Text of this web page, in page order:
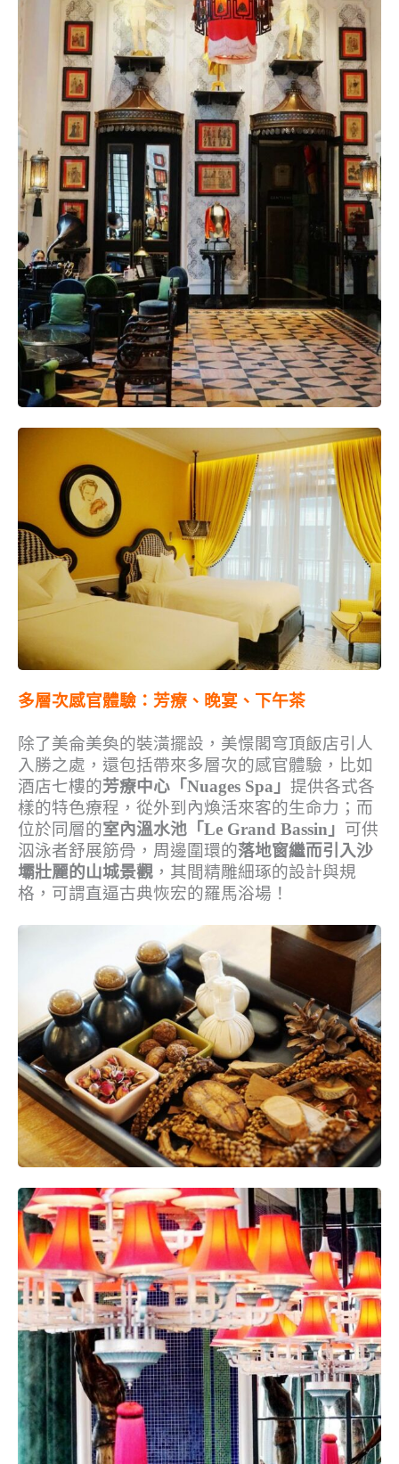
多層次感官體驗：芳療、晚宴、下午茶
除了美侖美奐的裝潢擺設，美憬閣穹頂飯店引人
入勝之處，還包括帶來多層次的感官體驗，比如
酒店七樓的芳療中心「Nuages Spa」 提供各式各
樣的特色療程，從外到內煥活來客的生命力；而
位於同層的室內溫水池「Le Grand Bassin」 可供
泅泳者舒展筋骨，周邊圍環的落地窗繼而引入沙
壩壯麗的山城景觀 ，其間精雕細琢的設計與規
格，可謂直逼古典恢宏的羅馬浴場！